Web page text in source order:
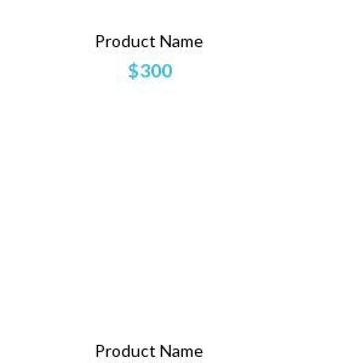
Product Name
$300
Product Name